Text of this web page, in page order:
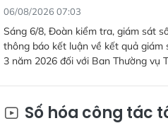
06/08/2026 07:03
Sáng 6/8, Đoàn kiểm tra, giám sát
thông báo kết luận về kết quả
3 năm 2026 đối với Ban Thường vụ
Số hóa công tác